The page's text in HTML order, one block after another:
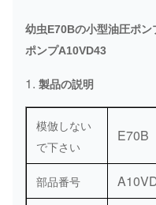
幼虫E70Bの小型油圧ポ
ポンプA10VD43
1. 製品の説明
模倣しない
で下さい
E70B
部品番号